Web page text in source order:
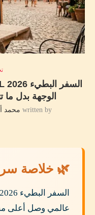
الوجهة بدل ما تتفسحها
written by محمد
🌿 خلاصة
عالمي وصل أعلى